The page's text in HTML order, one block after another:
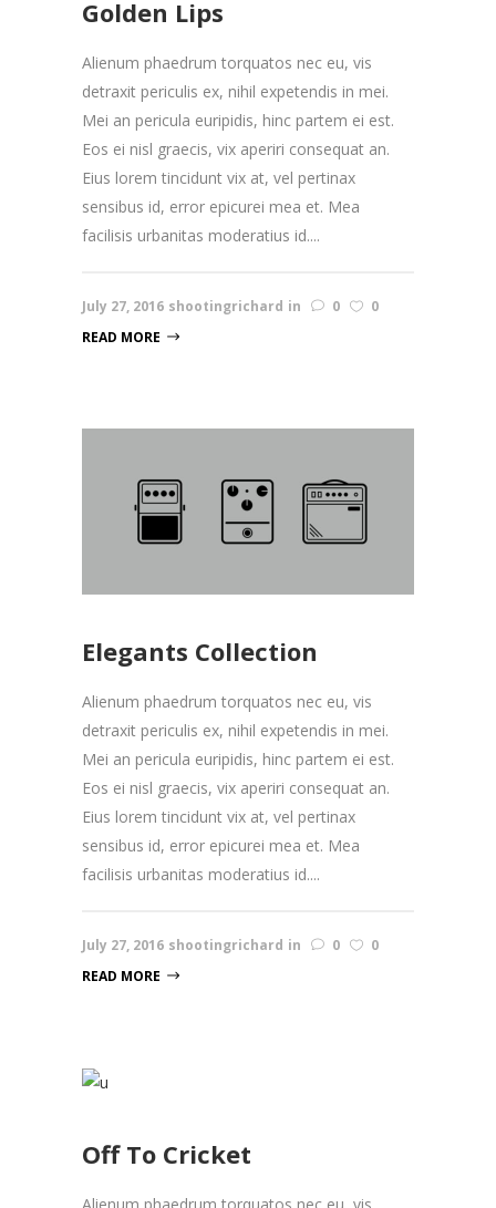
Golden Lips
Alienum phaedrum torquatos nec eu, vis
detraxit periculis ex, nihil expetendis in mei.
Mei an pericula euripidis, hinc partem ei est.
Eos ei nisl graecis, vix aperiri consequat an.
Eius lorem tincidunt vix at, vel pertinax
sensibus id, error epicurei mea et. Mea
facilisis urbanitas moderatius id....
July 27, 2016 shootingrichard in 0
0
READ MORE
Elegants Collection
Alienum phaedrum torquatos nec eu, vis
detraxit periculis ex, nihil expetendis in mei.
Mei an pericula euripidis, hinc partem ei est.
Eos ei nisl graecis, vix aperiri consequat an.
Eius lorem tincidunt vix at, vel pertinax
sensibus id, error epicurei mea et. Mea
facilisis urbanitas moderatius id....
July 27, 2016 shootingrichard in 0
0
READ MORE
Off To Cricket